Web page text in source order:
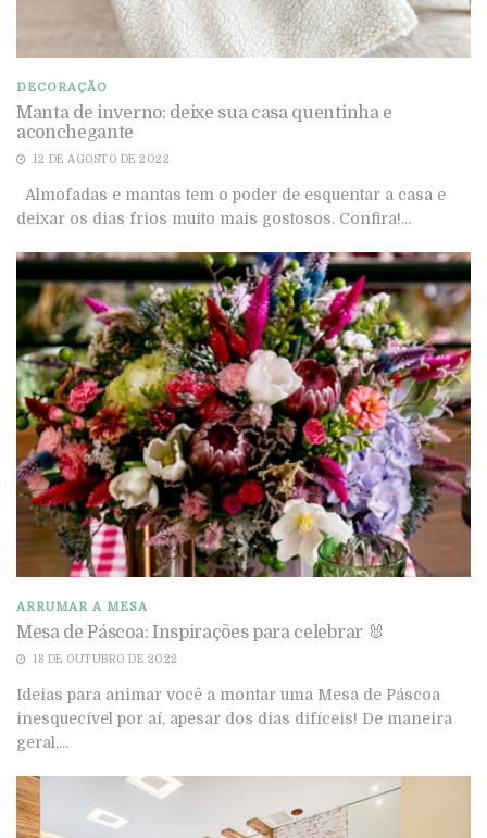
DECORAÇÃO
Manta de inverno: deixe sua casa quentinha e
aconchegante
12 DE AGOSTO DE 2022
Almofadas e mantas tem o poder de esquentar a casa e
deixar os dias frios muito mais gostosos. Confira!...
ARRUMAR A MESA
Mesa de Páscoa: Inspirações para celebrar 🐰
18 DE OUTUBRO DE 2022
Ideias para animar você a montar uma Mesa de Páscoa
inesquecível por aí, apesar dos dias difíceis! De maneira
geral,...